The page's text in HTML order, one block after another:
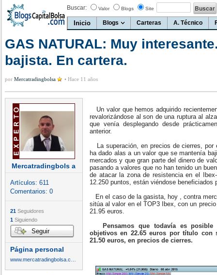
Buscar: Valor Blogs Site
Inicio Blogs Carteras A. Técnico
GAS NATURAL: Muy
bajista. En cartera.
por Mercatradingbolsa • Hace 11 años
Mercatradingbols a
Artículos: 611
Comentarios: 0
21 Seguidores
1 Siguiendo
Seguir
Página personal
Un valor que hemos adquirido
revalorizándose al son de una ruptura al
que venía desplegando desde
anterior.
La superación, en precios de cierres, por
ha dado alas a un valor que se mantenía
mercados y que gran parte del dinero de
pasando a valores que no han tenido un
de atacar la zona de resistencia en el
12.250 puntos, están viéndose beneficiados
En el caso de la gasista, hoy , contra
sitúa al valor en el TOP3 Ibex, con un
21.95 euros.
Pensamos que todavía es
objetivos en 22.65 euros por título
21.50 euros, en precios de cierres.